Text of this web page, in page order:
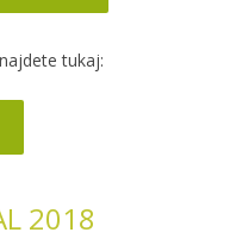
tukaj:
2018